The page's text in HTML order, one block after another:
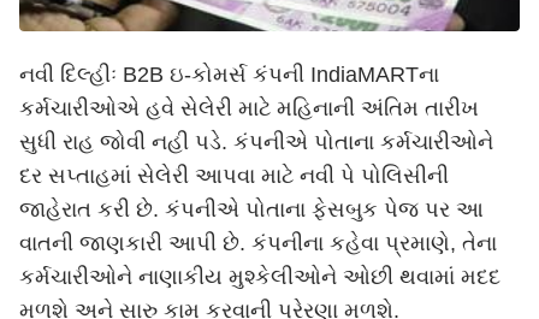
નવી દિલ્હીઃ B2B ઇ-કોમર્સ કંપની IndiaMARTના
કર્મચારીઓએ હવે સેલેરી માટે મહિનાની અંતિમ તારીખ
સુધી રાહ જોવી નહી પડે. કંપનીએ પોતાના કર્મચારીઓને
દર સપ્તાહમાં સેલેરી આપવા માટે નવી પે પોલિસીની
જાહેરાત કરી છે. કંપનીએ પોતાના ફેસબુક પેજ પર આ
વાતની જાણકારી આપી છે. કંપનીના કહેવા પ્રમાણે, તેના
કર્મચારીઓને નાણાકીય મુશ્કેલીઓને ઓછી થવામાં મદદ
મળશે અને સારુ કામ કરવાની પ્રેરણા મળશે.